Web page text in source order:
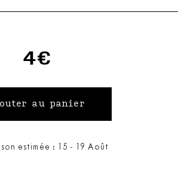
4€
estimée : 15 - 19 Août